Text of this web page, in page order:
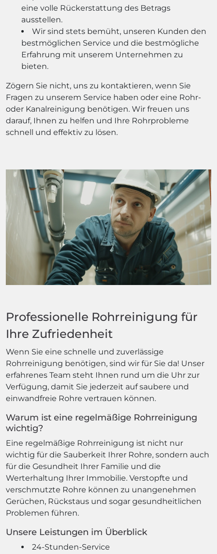
eine volle Rückerstattung des Betrags
ausstellen.
Wir sind stets bemüht, unseren Kunden den
bestmöglichen Service und die bestmögliche
Erfahrung mit unserem Unternehmen zu
bieten.
Zögern Sie nicht, uns zu kontaktieren, wenn Sie
Fragen zu unserem Service haben oder eine Rohr-
oder Kanalreinigung benötigen. Wir freuen uns
darauf, Ihnen zu helfen und Ihre Rohrprobleme
schnell und effektiv zu lösen.
Professionelle Rohrreinigung für
Ihre Zufriedenheit
Wenn Sie eine schnelle und zuverlässige
Rohrreinigung benötigen, sind wir für Sie da! Unser
erfahrenes Team steht Ihnen rund um die Uhr zur
Verfügung, damit Sie jederzeit auf saubere und
einwandfreie Rohre vertrauen können.
Warum ist eine regelmäßige Rohrreinigung
wichtig?
Eine regelmäßige Rohrreinigung ist nicht nur
wichtig für die Sauberkeit Ihrer Rohre, sondern auch
für die Gesundheit Ihrer Familie und die
Werterhaltung Ihrer Immobilie. Verstopfte und
verschmutzte Rohre können zu unangenehmen
Gerüchen, Rückstaus und sogar gesundheitlichen
Problemen führen.
Unsere Leistungen im Überblick
24-Stunden-Service